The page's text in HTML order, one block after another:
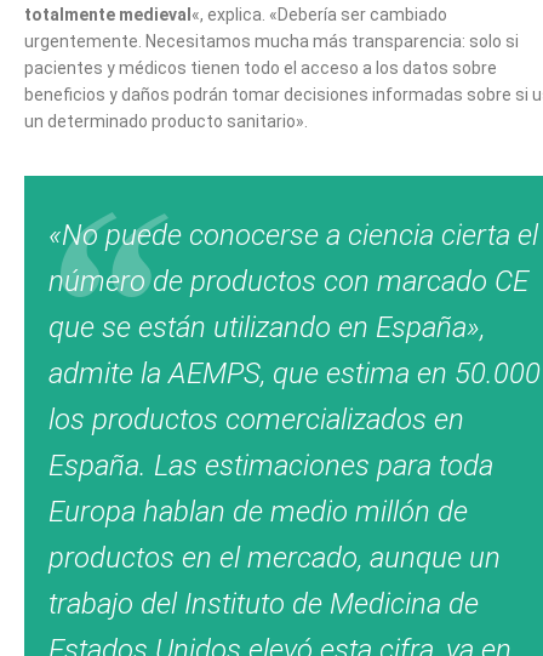
totalmente medieval «, explica. «Debería ser cambiado
urgentemente. Necesitamos mucha más transparencia: solo si
pacientes y médicos tienen todo el acceso a los datos sobre
beneficios y daños podrán tomar decisiones informadas sobre si
un determinado producto sanitario».
«No puede conocerse a ciencia cierta el
número de productos con marcado CE
que se están utilizando en España»,
admite la AEMPS, que estima en 50.000
los productos comercializados en
España. Las estimaciones para toda
Europa hablan de medio millón de
productos en el mercado, aunque un
trabajo del Instituto de Medicina de